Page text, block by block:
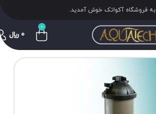
به فروشگاه آکواتک خوش آمدید.
0
0 ﷼